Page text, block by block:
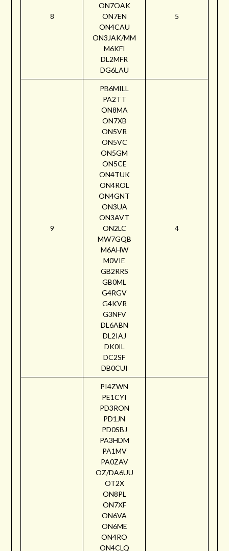
8
ON7OAK
ON7EN
ON4CAU
ON3JAK/MM
M6KFI
DL2MFR
DG6LAU
5
9
PB6MILL
PA2TT
ON8MA
ON7XB
ON5VR
ON5VC
ON5GM
ON5CE
ON4TUK
ON4ROL
ON4GNT
ON3UA
ON3AVT
ON2LC
MW7GQB
M6AHW
M0VIE
GB2RRS
GB0ML
G4RGV
G4KVR
G3NFV
DL6ABN
DL2IAJ
DK0IL
DC2SF
DB0CUI
4
PI4ZWN
PE1CYI
PD3RON
PD1JN
PD0SBJ
PA3HDM
PA1MV
PA0ZAV
OZ/DA6UU
OT2X
ON8PL
ON7XF
ON6VA
ON6ME
ON4RO
ON4CLQ